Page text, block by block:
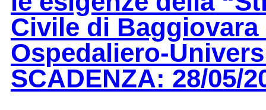
Civile di Baggiovara
Ospedaliero-
SCADENZA: 28/05/